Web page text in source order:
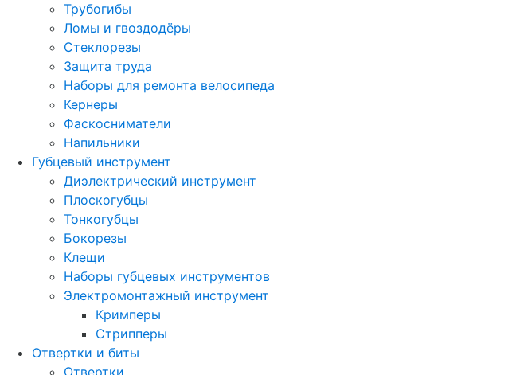
Трубогибы
Ломы и гвоздодёры
Стеклорезы
Защита труда
Наборы для ремонта велосипеда
Кернеры
Фаскосниматели
Напильники
Губцевый инструмент
Диэлектрический инструмент
Плоскогубцы
Тонкогубцы
Бокорезы
Клещи
Наборы губцевых инструментов
Электромонтажный инструмент
Кримперы
Стрипперы
Отвертки и биты
Отвертки